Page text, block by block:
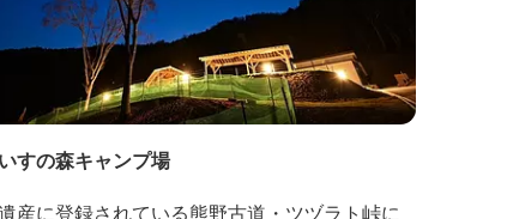
すの森キャンプ場
産に登録されている熊野古道・ツヅラト峠に